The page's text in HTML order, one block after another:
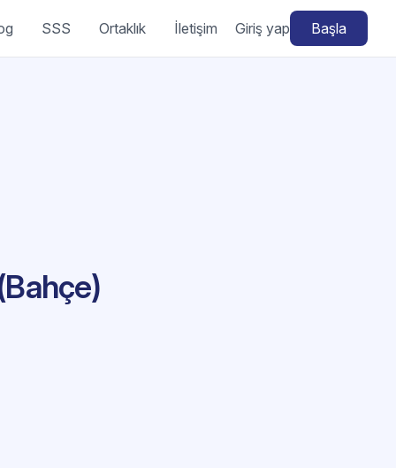
SSS Ortaklık İletişim Giriş yap Başla